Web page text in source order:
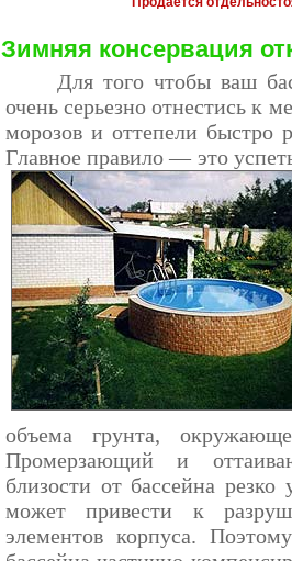
Зимняя консервация
Для того чтобы ваш
очень серьезно отнестись к
морозов и оттепели быстро
Главное правило — это
объема грунта,
Промерзающий и
близости от бассейна резко
может привести к
элементов корпуса.